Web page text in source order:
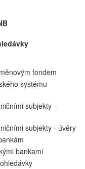
fondem
systému
subjekty -
subjekty - úvěry
bankami